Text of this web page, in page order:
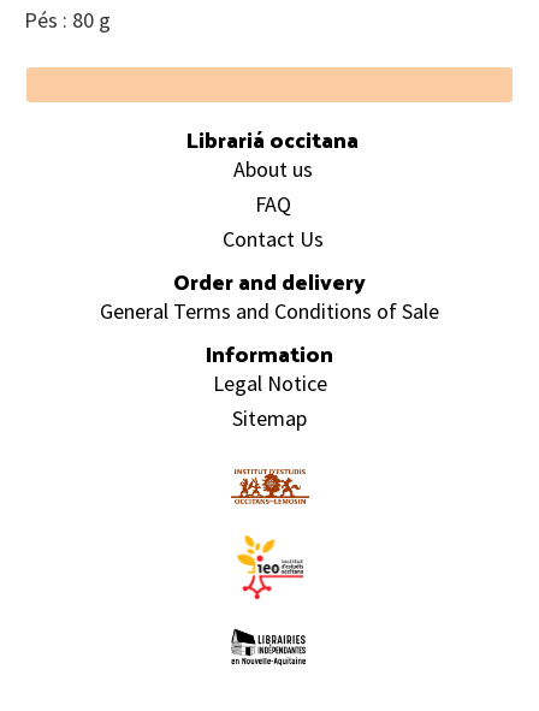
Pés : 80 g
Footer
Librariá occitana
About us
FAQ
Contact Us
Order and delivery
General Terms and Conditions of Sale
Information
Legal Notice
Sitemap